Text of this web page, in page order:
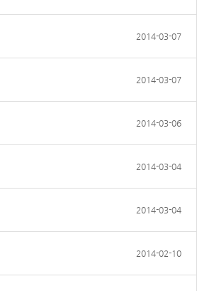
2014-03-07
2014-03-07
2014-03-06
2014-03-04
2014-03-04
2014-02-10